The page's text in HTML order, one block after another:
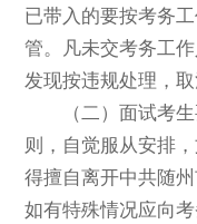
已带入的要按考务
管。凡未交考务工
发现按违规处理，取
（二）面试考
则，自觉服从安排
得擅自离开中共随
如有特殊情况应向考